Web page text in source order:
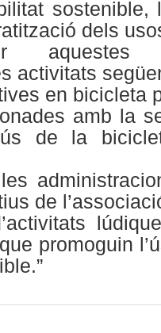
sostenible,
dels
activitats
en bicicleta
amb la
de la
de
promoguin